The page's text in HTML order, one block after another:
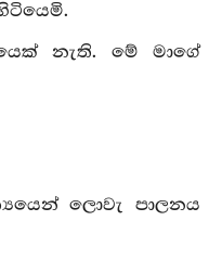
නැති. මේ මාගේ
ලොවැ පාලනය